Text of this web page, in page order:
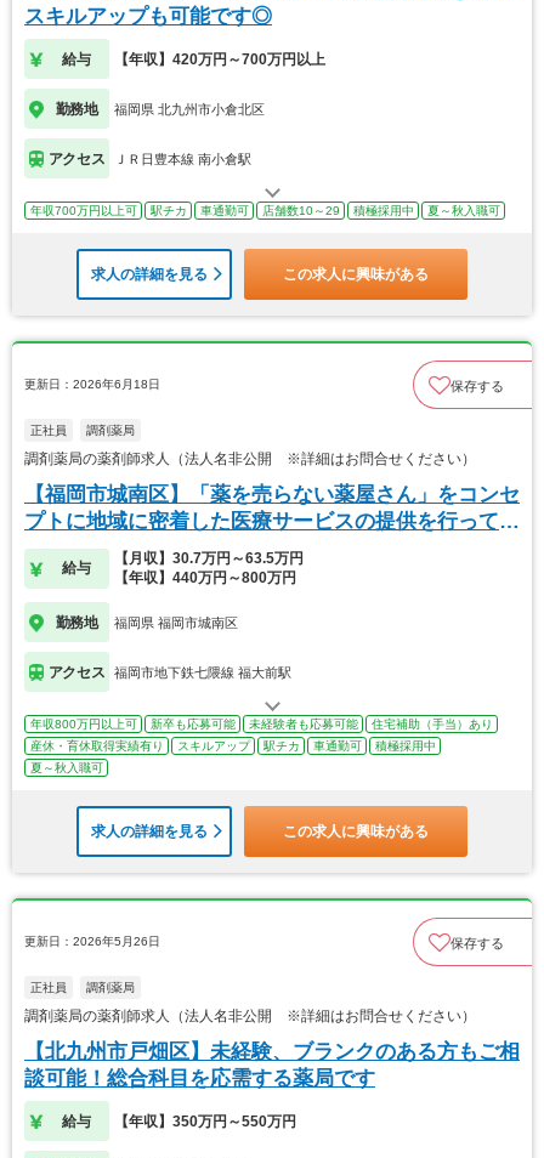
スキルアップも可能です◎
給与 【年収】420万円～700万円以上
勤務地 福岡県 北九州市小倉北区
アクセス ＪＲ日豊本線 南小倉駅
年収700万円以上可 駅チカ 車通勤可 店舗数10～29 積極採用中 夏～秋入職可
求人の詳細を見る この求人に興味がある
更新日：2026年6月18日 保存する
正社員 調剤薬局
調剤薬局の薬剤師求人（法人名非公開 ※詳細はお問合せください）
【福岡市城南区】「薬を売らない薬屋さん」をコンセ
プトに地域に密着した医療サービスの提供を行ってい
ます
給与
【月収】30.7万円～63.5万円
【年収】440万円～800万円
勤務地 福岡県 福岡市城南区
アクセス 福岡市地下鉄七隈線 福大前駅
年収800万円以上可 新卒も応募可能 未経験者も応募可能
住宅補助（手当）あり
産休・育休取得実績有り
スキルアップ 駅チカ 車通勤可
積極採用中
夏～秋入職可
求人の詳細を見る この求人に興味がある
更新日：2026年5月26日 保存する
正社員 調剤薬局
調剤薬局の薬剤師求人（法人名非公開 ※詳細はお問合せください）
【北九州市戸畑区】未経験、ブランクのある方もご相
談可能！総合科目を応需する薬局です
給与 【年収】350万円～550万円